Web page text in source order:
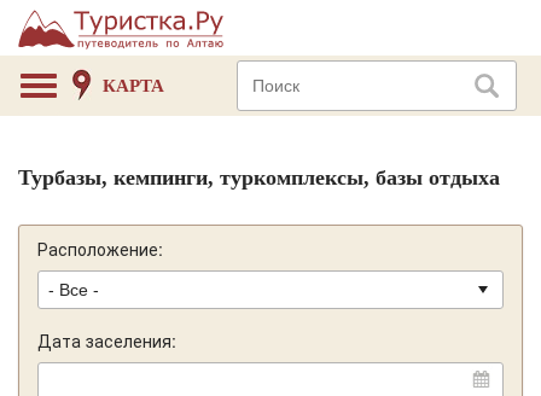
КАРТА
Турбазы, кемпинги, туркомплексы, базы отдыха
Расположение:
Дата заселения: